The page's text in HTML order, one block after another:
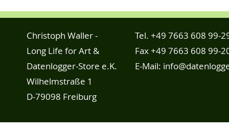
Christoph Waller -
Long Life for Art &
Datenlogger-Store e.K.
Wilhelmstraße 1
D-79098 Freiburg
Tel. +49 7663 608 99-
Fax +49 7663 608 99-
E-Mail: